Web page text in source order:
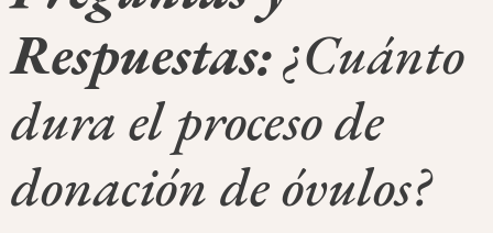
Respuestas:¿Cuánto
dura el proceso de
donación de óvulos?